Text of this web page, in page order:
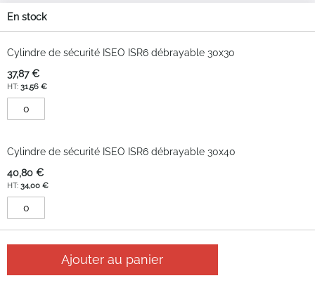
En stock
Cylindre de sécurité ISEO ISR6 débrayable 30x30
37,87 €
31,56 €
Cylindre de sécurité ISEO ISR6 débrayable 30x40
40,80 €
34,00 €
Ajouter au panier
Moyens de paiement
3.2
Sur la base de 40